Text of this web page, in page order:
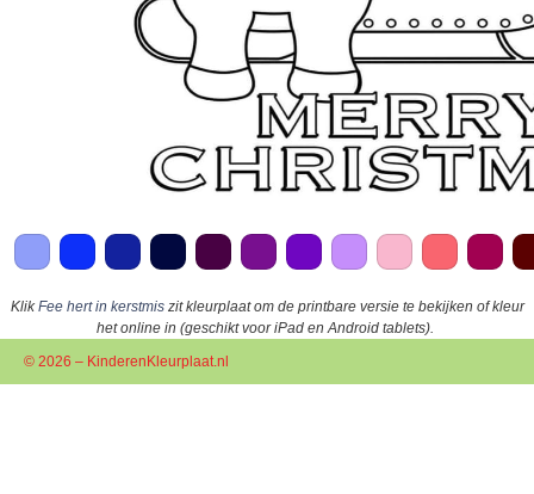
KlikFee hert in kerstmiszit kleurplaat om de printbare versie te bekijken of kleur
het online in (geschikt voor iPad en Android tablets).
© 2026 – KinderenKleurplaat.nl